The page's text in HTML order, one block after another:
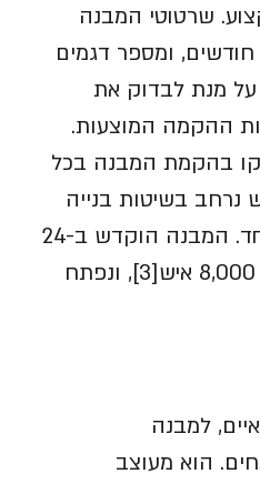
אנשי מקצוע. שרטוטי המבנה
ועיצובו לבדם נמשכו 18 חודשים, ומספר דגמים
מנת לבדוק את
ההקמה המוצעות.
בהקמת המבנה בכל
נרחב בשיטות בנייה
מסורתיות ומודרניות כאחד. המבנה הוקדש ב-24
בדצמבר 1986 בנוכחות 8,000 איש[3], ונפתח
למבנה
הוא מעוצב